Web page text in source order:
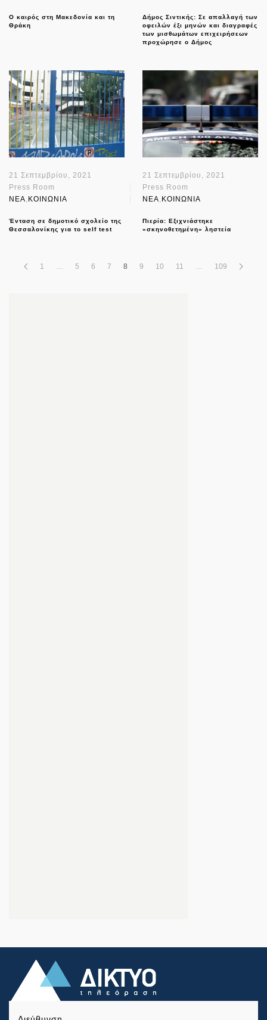
Ο καιρός στη Μακεδονία και τη
Θράκη
Δήμος Σιντικής: Σε απαλλαγή των
οφειλών έξι μηνών και διαγραφές
των μισθωμάτων επιχειρήσεων
προχώρησε ο Δήμος
21 Σεπτεμβρίου, 2021
Press Room
NEA ΚΟΙΝΩΝΙΑ
Ένταση σε δημοτικό σχολείο της
Θεσσαλονίκης για το self test
21 Σεπτεμβρίου, 2021
Press Room
NEA ΚΟΙΝΩΝΙΑ
Πιερία: Εξιχνιάστηκε
«σκηνοθετημένη» ληστεία
1 5 6 7 8 9 10 11 109